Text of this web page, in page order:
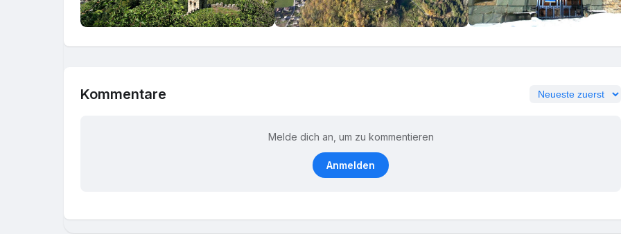
Kommentare
Melde dich an, um zu kommentieren
Anmelden